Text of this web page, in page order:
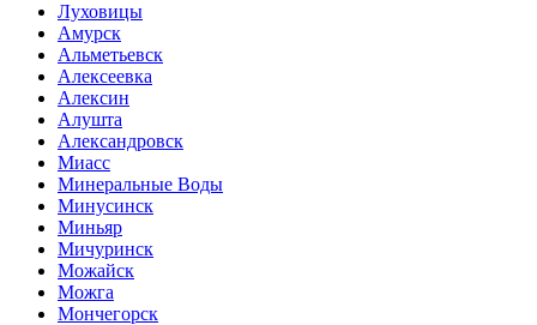
Луховицы
Амурск
Альметьевск
Алексеевка
Алексин
Алушта
Александровск
Миасс
Минеральные Воды
Минусинск
Миньяр
Мичуринск
Можайск
Можга
Мончегорск